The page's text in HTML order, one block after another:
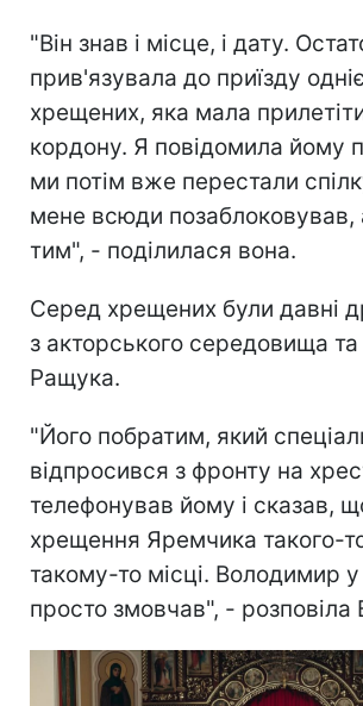
"Він знав і місце, і дату.
прив'язувала до приїзду
хрещених, яка мала
кордону. Я повідомила йому
ми потім вже перестали
мене всюди
тим", - поділилася вона.
Серед хрещених були давні
з акторського середовища
Ращука.
"Його побратим, який
відпросився з фронту на
телефонував йому і сказав,
хрещення Яремчика такого-
такому-то місці. Володимир у
просто змовчав", - розповіла